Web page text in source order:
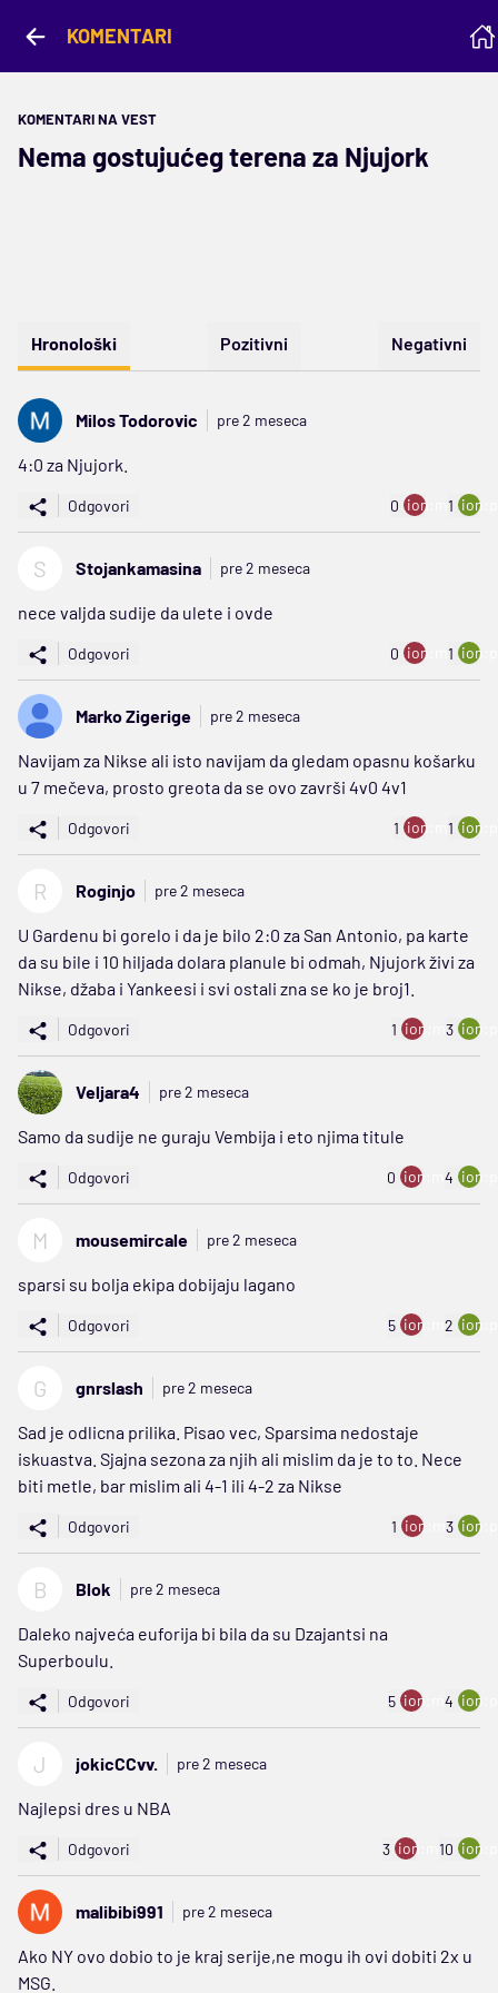
KOMENTARI
KOMENTARI NA VEST
Nema gostujućeg terena za Njujork
Hronološki Pozitivni Negativni
Milos Todorovic pre 2 meseca
4:0 za Njujork.
Odgovori 0 ion:minus
1
S Stojankamasina pre 2 meseca
nece valjda sudije da ulete i ovde
Odgovori 0 ion:minus
1
Marko Zigerige pre 2 meseca
Navijam za Nikse ali isto navijam da gledam opasnu košarku
u 7 mečeva, prosto greota da se ovo završi 4v0 4v1
Odgovori 1 ion:minus
1
R Roginjo pre 2 meseca
U Gardenu bi gorelo i da je bilo 2:0 za San Antonio, pa karte
da su bile i 10 hiljada dolara planule bi odmah, Njujork živi za
Nikse, džaba i Yankeesi i svi ostali zna se ko je broj1.
Odgovori 1 ion:minus
3
Veljara4 pre 2 meseca
Samo da sudije ne guraju Vembija i eto njima titule
Odgovori 0 ion:minus
4
M mousemircale pre 2 meseca
sparsi su bolja ekipa dobijaju lagano
Odgovori 5 ion:minus
2
G gnrslash pre 2 meseca
Sad je odlicna prilika. Pisao vec, Sparsima nedostaje
iskuastva. Sjajna sezona za njih ali mislim da je to to. Nece
biti metle, bar mislim ali 4-1 ili 4-2 za Nikse
Odgovori 1 ion:minus
3
B Blok pre 2 meseca
Daleko najveća euforija bi bila da su Dzajantsi na
Superboulu.
Odgovori 5 ion:minus
4
J jokicCCvv. pre 2 meseca
Najlepsi dres u NBA
Odgovori 3 ion:minus
10
malibibi991 pre 2 meseca
Ako NY ovo dobio to je kraj serije,ne mogu ih ovi dobiti 2x u
MSG.